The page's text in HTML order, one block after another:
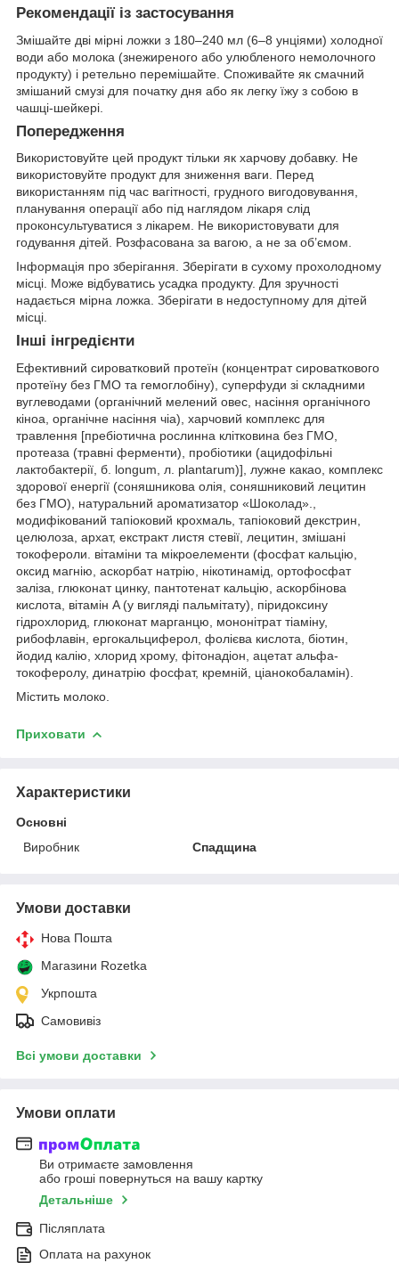
Рекомендації із застосування
Змішайте дві мірні ложки з 180–240 мл (6–8 унціями) холодної
води або молока (знежиреного або улюбленого немолочного
продукту) і ретельно перемішайте. Споживайте як смачний
змішаний смузі для початку дня або як легку їжу з собою в
чашці-шейкері.
Попередження
Використовуйте цей продукт тільки як харчову добавку. Не
використовуйте продукт для зниження ваги. Перед
використанням під час вагітності, грудного вигодовування,
планування операції або під наглядом лікаря слід
проконсультуватися з лікарем. Не використовувати для
годування дітей. Розфасована за вагою, а не за об’ємом.
Інформація про зберігання. Зберігати в сухому прохолодному
місці. Може відбуватись усадка продукту. Для зручності
надається мірна ложка. Зберігати в недоступному для дітей
місці.
Інші інгредієнти
Ефективний сироватковий протеїн (концентрат сироваткового
протеїну без ГМО та гемоглобіну), суперфуди зі складними
вуглеводами (органічний мелений овес, насіння органічного
кіноа, органічне насіння чіа), харчовий комплекс для
травлення [пребіотична рослинна клітковина без ГМО,
протеаза (травні ферменти), пробіотики (ацидофільні
лактобактерії, б. longum, л. plantarum)], лужне какао, комплекс
здорової енергії (соняшникова олія, соняшниковий лецитин
без ГМО), натуральний ароматизатор «Шоколад».,
модифікований тапіоковий крохмаль, тапіоковий декстрин,
целюлоза, архат, екстракт листя стевії, лецитин, змішані
токофероли. вітаміни та мікроелементи (фосфат кальцію,
оксид магнію, аскорбат натрію, нікотинамід, ортофосфат
заліза, глюконат цинку, пантотенат кальцію, аскорбінова
кислота, вітамін A (у вигляді пальмітату), піридоксину
гідрохлорид, глюконат марганцю, мононітрат тіаміну,
рибофлавін, ергокальциферол, фолієва кислота, біотин,
йодид калію, хлорид хрому, фітонадіон, ацетат альфа-
токоферолу, динатрію фосфат, кремній, ціанокобаламін).
Містить молоко.
Приховати
Характеристики
Основні
Виробник
Спадщина
Умови доставки
Нова Пошта
Магазини Rozetka
Укрпошта
Самовивіз
Всі умови доставки
Умови оплати
Ви отримаєте замовлення
або гроші повернуться на вашу картку
Детальніше
Післяплата
Оплата на рахунок